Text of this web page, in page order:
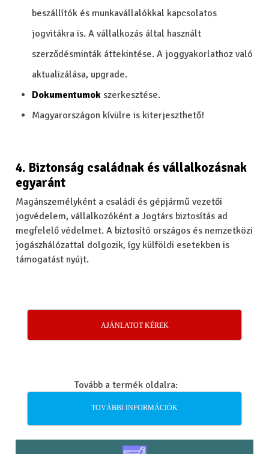
beszállítók és munkavállalókkal kapcsolatos
jogvitákra is. A vállalkozás által használt
szerződésminták áttekintése. A joggyakorlathoz való
aktualizálása, upgrade.
Dokumentumok szerkesztése.
Magyarországon kívülre is kiterjeszthető!
4. Biztonság családnak és vállalkozásnak
egyaránt
Magánszemélyként a családi és gépjármű vezetői
jogvédelem, vállalkozóként a Jogtárs biztosítás ad
megfelelő védelmet. A biztosító országos és nemzetközi
jogászhálózattal dolgozik, így külföldi esetekben is
támogatást nyújt.
AJÁNLATOT KÉREK
Tovább a termék oldalra:
TOVÁBBI INFORMÁCIÓK